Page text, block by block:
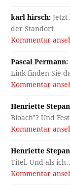
karl hirsch: Jetzt
der Standort…
Kommentar
Pascal Permann:
Link finden Sie
Kommentar
Henriette
Bloach"? Und
Kommentar
Henriette
Titel. Und als ich…
Kommentar